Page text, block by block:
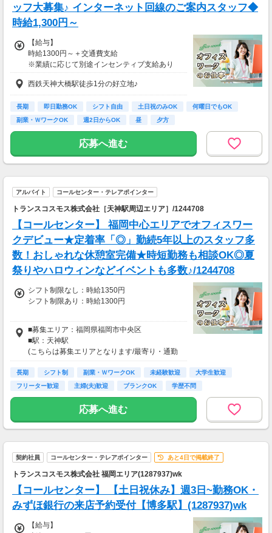
■平均配送件数：12件/日
■使用車両：自転車
週末のみ・夜間のみでもOK！スキマ時間を活か
して配達が可能！
もちろんガッツリ働きたい方も大歓迎です♪
あなたのライフスタイルに合わせて配達できま
す！
※上記は2026年6月の福岡県の実績例です。あ
くまで例であり、報酬を保証するものではあり
ません。
※報酬はエリア・時間・注文状況等により異な
ッフ大募集♪ インターネット回線のご案内スタッフ◆
時給1,300円～
【給与】
時給1300円～＋交通費支給
※業績に応じて別途インセンティブ支給あり
西鉄天神大橋駅徒歩1分の好立地♪
長期 即日勤務OK シフト自由 土日祝のみOK
何曜日でもOK
副業・ＷワークOK
週2日からOK 昼 夕方
応募へ進む
アルバイト コールセンター・テレアポインター
トランスコスモス株式会社［天神駅周辺エリア］/1244708
【コールセンター】 福岡中心エリアでオフィスワー
クデビュー★定着率「◎」勤続5年以上のスタッフ多
数！おしゃれな休憩室完備★時短勤務も相談OK◎夏
祭りやハロウィンなどイベントも多数♪/1244708
シフト制限なし：時給1350円
シフト制限あり：時給1300円
★評価制度あり！最大時給は1650円！
★日祝出勤時は時給50円UP！
★交通費：規定支給（上限5万円/月）
■募集エリア：福岡県福岡市中央区
■駅：天神駅
(こちらは募集エリアとなります/最寄り・通勤
圏内含む)
長期 シフト制 副業・ＷワークOK 未経験歓迎
大学生歓迎
フリーター歓迎
主婦(夫)歓迎 ブランクOK 学歴不問
応募へ進む
契約社員 コールセンター・テレアポインター あと4日で掲載終了
トランスコスモス株式会社 福岡エリア(1287937)wk
【コールセンター】 【土日祝休み】週3日~勤務OK・
みずほ銀行の来店予約受付【博多駅】(1287937)wk
【給与】